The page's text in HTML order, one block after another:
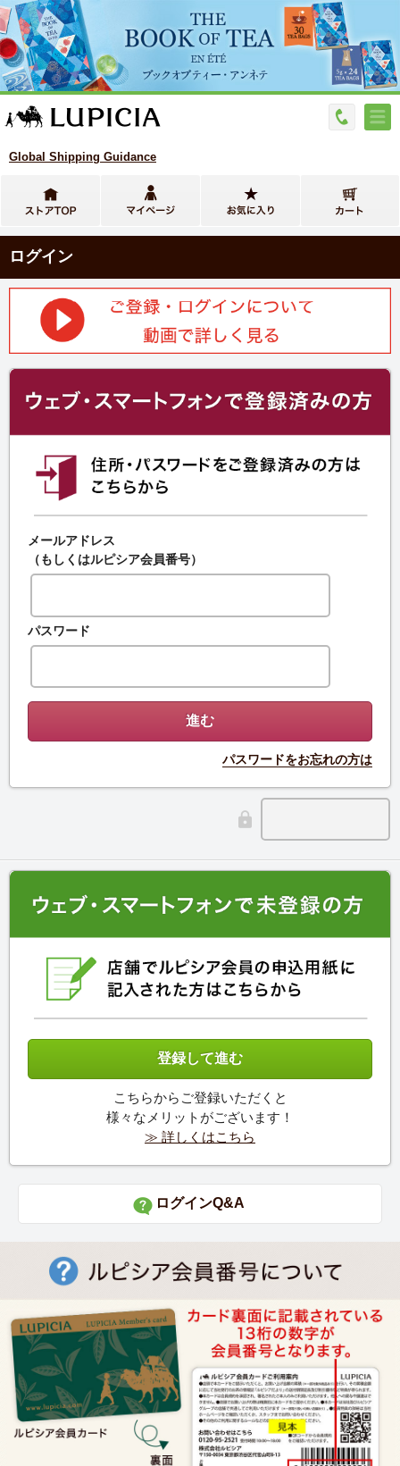
Global Shipping Guidance
ログイン
メールアドレス
（もしくはルピシア会員番号）
パスワード
パスワードをお忘れの方は
こちらからご登録いただくと
様々なメリットがございます！
≫ 詳しくはこちら